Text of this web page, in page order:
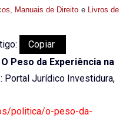
, Manuais de Direito e Livros de
Copiar
O Peso da Experiência na
Portal Jurídico Investidura,
politica/o-peso-da-